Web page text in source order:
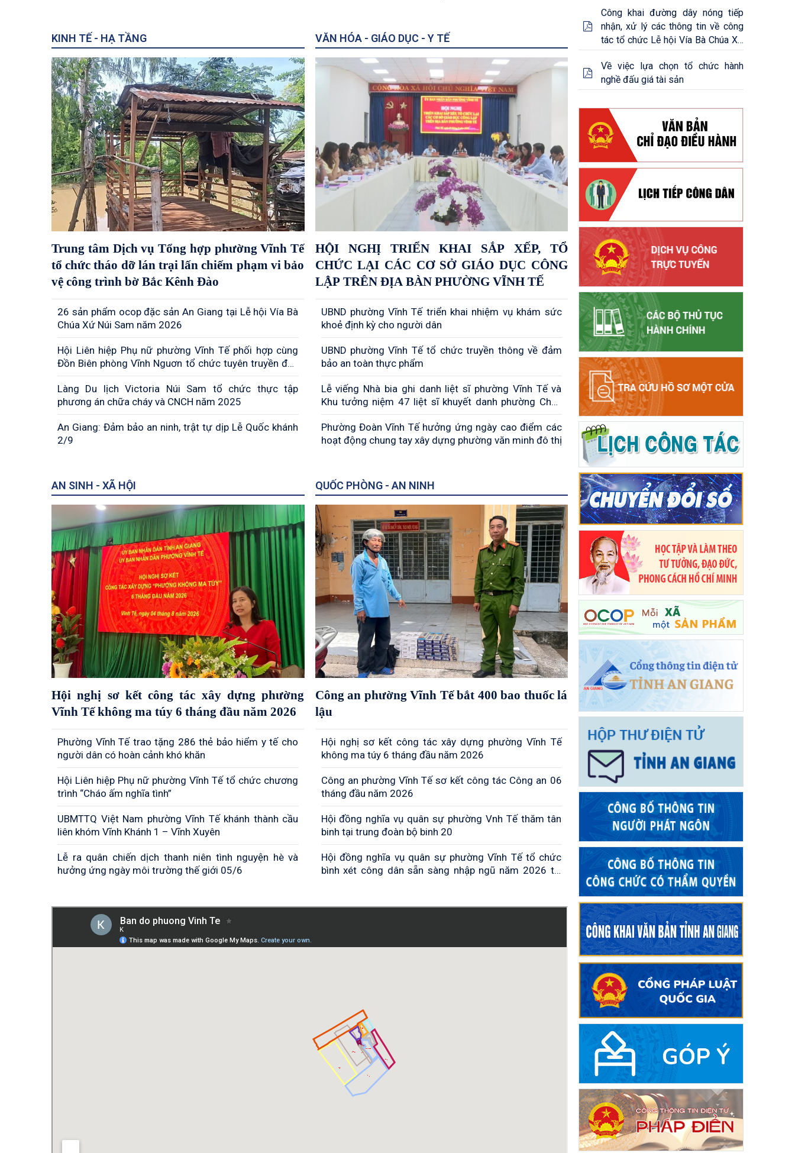
KINH TẾ - HẠ TẦNG
Trung tâm Dịch vụ Tổng hợp phường Vĩnh Tế
tổ chức tháo dỡ lán trại lấn chiếm phạm vi bảo
vệ công trình bờ Bắc Kênh Đào
26 sản phẩm ocop đặc sản An Giang tại Lễ hội Vía Bà
Chúa Xứ Núi Sam năm 2026
Hội Liên hiệp Phụ nữ phường Vĩnh Tế phối hợp cùng
Đồn Biên phòng Vĩnh Nguơn tổ chức tuyên truyền đấu
tranh phòng, chống tội phạm; phòng chống ma túy,
mua bán người, buôn lậu gian lận thương mại và hàng
giả trước, trong và sau tết Nguyên đán Bính Ngọ năm
2
Làng Du lịch Victoria Núi Sam tổ chức thực tập
phương án chữa cháy và CNCH năm 2025
An Giang: Đảm bảo an ninh, trật tự dịp Lễ Quốc khánh
2/9
VĂN HÓA - GIÁO DỤC - Y TẾ
HỘI NGHỊ TRIỂN KHAI SẮP XẾP, TỔ
CHỨC LẠI CÁC CƠ SỞ GIÁO DỤC CÔNG
LẬP TRÊN ĐỊA BÀN PHƯỜNG VĨNH TẾ
UBND phường Vĩnh Tế triển khai nhiệm vụ khám sức
khoẻ định kỳ cho người dân
UBND phường Vĩnh Tế tổ chức truyền thông về đảm
bảo an toàn thực phẩm
Lễ viếng Nhà bia ghi danh liệt sĩ phường Vĩnh Tế và
Khu tưởng niệm 47 liệt sĩ khuyết danh phường Châu
Đốc
Phường Đoàn Vĩnh Tế hưởng ứng ngày cao điểm các
hoạt động chung tay xây dựng phường văn minh đô thị
AN SINH - XÃ HỘI
Hội nghị sơ kết công tác xây dựng phường
Vĩnh Tế không ma túy 6 tháng đầu năm 2026
Phường Vĩnh Tế trao tặng 286 thẻ bảo hiểm y tế cho
người dân có hoàn cảnh khó khăn
Hội Liên hiệp Phụ nữ phường Vĩnh Tế tổ chức chương
trình “Cháo ấm nghĩa tình”
UBMTTQ Việt Nam phường Vĩnh Tế khánh thành cầu
liên khóm Vĩnh Khánh 1 – Vĩnh Xuyên
Lễ ra quân chiến dịch thanh niên tình nguyện hè và
hưởng ứng ngày môi trường thế giới 05/6
QUỐC PHÒNG - AN NINH
Công an phường Vĩnh Tế bắt 400 bao thuốc lá
lậu
Hội nghị sơ kết công tác xây dựng phường Vĩnh Tế
không ma túy 6 tháng đầu năm 2026
Công an phường Vĩnh Tế sơ kết công tác Công an 06
tháng đầu năm 2026
Hội đồng nghĩa vụ quân sự phường Vnh Tế thăm tân
binh tại trung đoàn bộ binh 20
Hội đồng nghĩa vụ quân sự phường Vĩnh Tế tổ chức
bình xét công dân sẵn sàng nhập ngũ năm 2026 tại
Công khai đường dây nóng tiếp
nhận, xử lý các thông tin về công
tác tổ chức Lễ hội Vía Bà Chúa Xứ
Núi Sam năm 2026
Về việc lựa chọn tổ chức hành
nghề đấu giá tài sản